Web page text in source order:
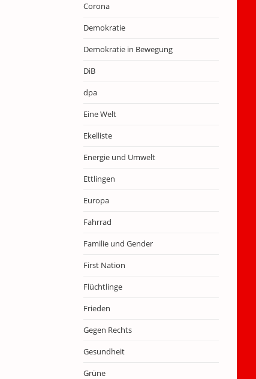
Corona
Demokratie
Demokratie in Bewegung
DiB
dpa
Eine Welt
Ekelliste
Energie und Umwelt
Ettlingen
Europa
Fahrrad
Familie und Gender
First Nation
Flüchtlinge
Frieden
Gegen Rechts
Gesundheit
Grüne